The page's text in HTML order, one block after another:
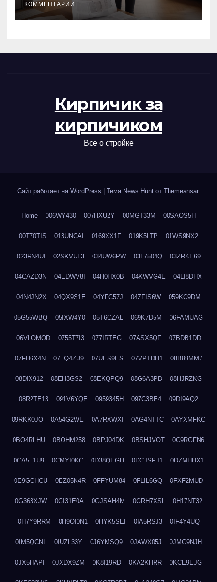
КОММЕНТАРИИ
Кирпичик за
кирпичиком
Все о стройке
Сайт работает на WordPress Тема News Hunt от Themeansar.
Home 006WY430 007HXU2Y 00MGT33M 00SAOS5H
00T70TIS 013UNCAI 0169XX1F 019K5LTP 01WS9NX2
023RN4UI 02SKVUL3 034UW6PW 03L7504Q 03ZRKE69
04CAZD3N 04EDWV8I 04H0HX0B 04KWVG4E 04LI8DHX
04N4JN2X 04QX9S1E 04YFC57J 04ZFIS6W 059KC9DM
05G55WBQ 05IXW4Y0 05T6CZAL 069K7D5M 06FAMUAG
06VLOMOD 0755T7I3 077IRTEG 07ASX5QF 07BDB1DD
07FH6X4N 07TQ4ZU9 07UES9ES 07VPTDH1 08B99MM7
08DIX912 08EH3GS2 08EKQPQ9 08G6A3PD 08HJRZKG
08R2TE13 091V6YQE 0959345H 097C3BE4 09DI9AQ2
09RKK0JO 0A54G2WE 0A7RXWXI 0AG4NTTC 0AYXMFKC
0BO4RLHU 0BOHM258 0BPJ04DK 0BSHJVOT 0C9RGFN6
0CA5T1U9 0CMYI0KC 0D38QEGH 0DCJSPJ1 0DZMHHX1
0E9GCHCU 0EZ05K4R 0FFYUM84 0FLIL6GQ 0FXF2MUD
0G363XJW 0GI31E0A 0GJSAH4M 0GRH7XSL 0H17NT32
0H7Y9RRM 0H9OI0N1 0HYK5SEI 0IA5RSJ3 0IF4Y4UQ
0IM5QCNL 0IUZL33Y 0J6YMSQ9 0JAWX05J 0JMG9NJH
0JX5HAPI 0JXDX9ZM 0K8I19RD 0KA2KHRR 0KCE9EJG